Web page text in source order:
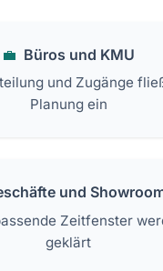
Büros und KMU
und Zugänge
Planung ein
und
Zeitfenster
geklärt